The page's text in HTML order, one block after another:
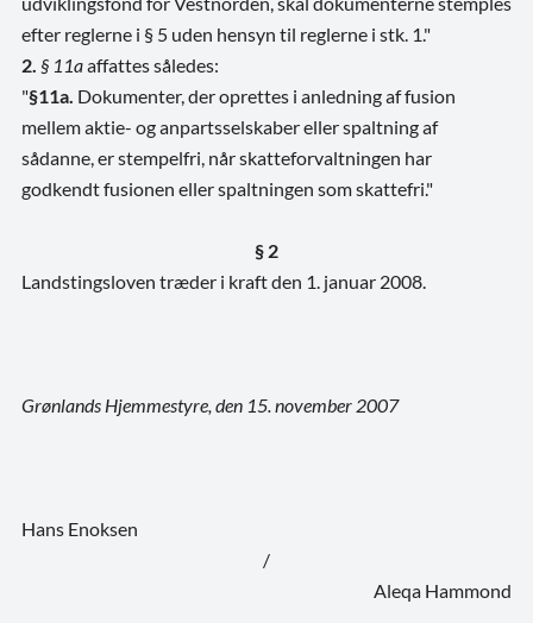
efter reglerne i § 5 uden hensyn til reglerne i stk. 1."
2. § 11aaffattes således:
"§11a. Dokumenter, der oprettes i anledning af fusion
mellem aktie- og anpartsselskaber eller spaltning af
sådanne, er stempelfri, når skatteforvaltningen har
godkendt fusionen eller spaltningen som skattefri."
§ 2
Landstingsloven træder i kraft den 1. januar 2008.
Grønlands Hjemmestyre, den 15. november 2007
Hans Enoksen
/
Aleqa Hammond